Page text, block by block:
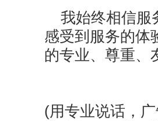
我始终相信服
感受到服务的体
的专业、尊重、
(用专业说话，